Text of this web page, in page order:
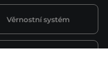
Věrnostní systém